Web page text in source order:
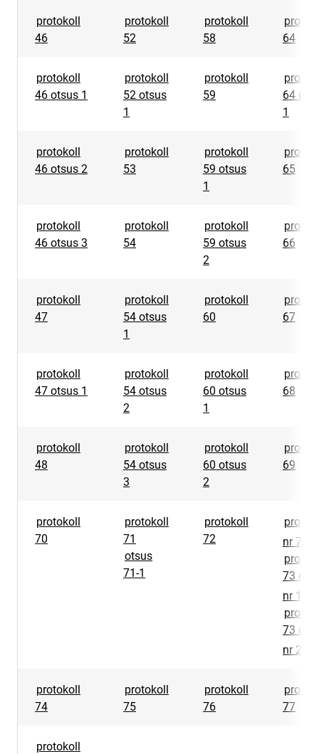
protokoll
46
protokoll
52
protokoll
58
64
protokoll
46 otsus 1
protokoll
52 otsus
1
protokoll
59
64
1
protokoll
46 otsus 2
protokoll
53
protokoll
59 otsus
1
65
protokoll
46 otsus 3
protokoll
54
protokoll
59 otsus
2
66
protokoll
47
protokoll
54 otsus
1
protokoll
60
67
protokoll
47 otsus 1
protokoll
54 otsus
2
protokoll
60 otsus
1
68
protokoll
48
protokoll
54 otsus
3
protokoll
60 otsus
2
69
protokoll
70
protokoll
71
otsus
71-1
protokoll
72
nr 73
73
nr 1
73
nr 2
protokoll
74
protokoll
75
protokoll
76
77
protokoll